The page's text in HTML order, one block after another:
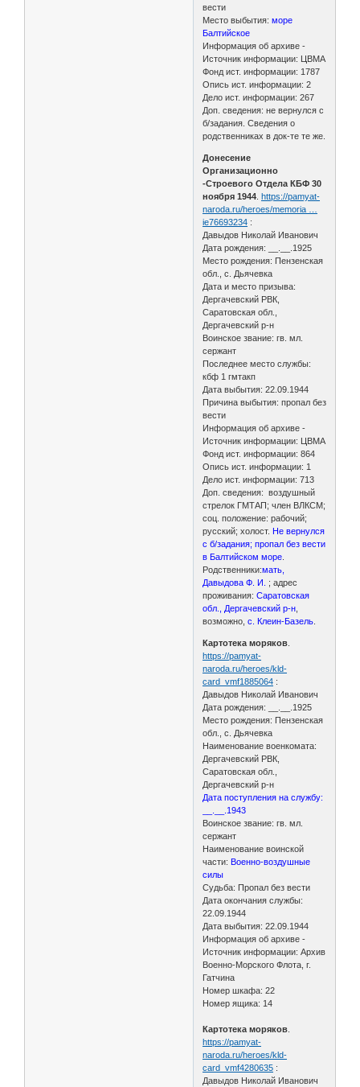
вести
Место выбытия:море
Балтийское
Информация об архиве -
Источник информации: ЦВМА
Фонд ист. информации: 1787
Опись ист. информации: 2
Дело ист. информации: 267
Доп. сведения: не вернулся с
б/задания. Сведения о
родственниках в док-те те же.
Донесение
Организационно
-Строевого Отдела КБФ 30
ноября 1944 .https://pamyat-
naroda.ru/heroes/memoria …
ie76693234 :
Давыдов Николай Иванович
Дата рождения: __.__.1925
Место рождения: Пензенская
обл., с. Дьячевка
Дата и место призыва:
Дергачевский РВК,
Саратовская обл.,
Дергачевский р-н
Воинское звание: гв. мл.
сержант
Последнее место службы:
кбф 1 гмтакп
Дата выбытия: 22.09.1944
Причина выбытия: пропал без
вести
Информация об архиве -
Источник информации: ЦВМА
Фонд ист. информации: 864
Опись ист. информации: 1
Дело ист. информации: 713
Доп. сведения: воздушный
стрелок ГМТАП; член ВЛКСМ;
соц. положение: рабочий;
русский; холост. Не вернулся
с б/задания; пропал без вести
в Балтийском море
Родственники:мать,
Давыдова Ф. И. ; адрес
проживания:Саратовская
обл., Дергачевский р-н
возможно,с. Клеин-Базель
Картотека моряков
https://pamyat-
naroda.ru/heroes/kld-
card_vmf1885064 :
Давыдов Николай Иванович
Дата рождения: __.__.1925
Место рождения: Пензенская
обл., с. Дьячевка
Наименование военкомата:
Дергачевский РВК,
Саратовская обл.,
Дергачевский р-н
Дата поступления на службу:
__.__.1943
Воинское звание: гв. мл.
сержант
Наименование воинской
части: Военно-воздушные
силы
Судьба: Пропал без вести
Дата окончания службы:
22.09.1944
Дата выбытия: 22.09.1944
Информация об архиве -
Источник информации: Архив
Военно-Морского Флота, г.
Гатчина
Номер шкафа: 22
Номер ящика: 14
Картотека моряков
https://pamyat-
naroda.ru/heroes/kld-
card_vmf4280635 :
Давыдов Николай Иванович